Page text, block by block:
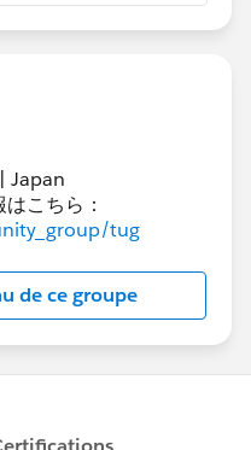
は全期間の数量
ば、数量、異なれば 0
ます。
いないためTableauパ
Japan
こちら：
tug
de ce groupe